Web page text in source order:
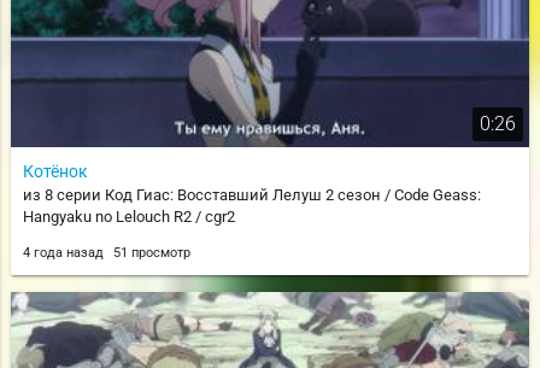
0:26
Котёнок
из 8 серии Код Гиас: Восставший Лелуш 2 сезон / Code Geass:
Hangyaku no Lelouch R2 / cgr2
4 года назад 51 просмотр